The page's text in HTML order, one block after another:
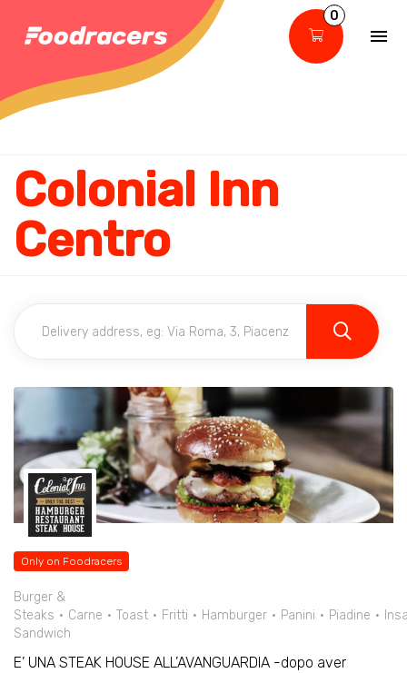
0
Colonial Inn
Centro
Only on Foodracers
Burger &
Steaks
Carne Toast Fritti Hamburger Panini Piadine
Sandwich
E’ UNA STEAK HOUSE ALL’AVANGUARDIA -dopo aver